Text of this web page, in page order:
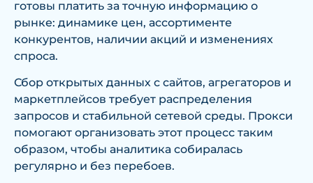
готовы платить за точную информацию о
рынке: динамике цен, ассортименте
конкурентов, наличии акций и изменениях
спроса.
Сбор открытых данных с сайтов, агрегаторов и
маркетплейсов требует распределения
запросов и стабильной сетевой среды. Прокси
помогают организовать этот процесс таким
образом, чтобы аналитика собиралась
регулярно и без перебоев.